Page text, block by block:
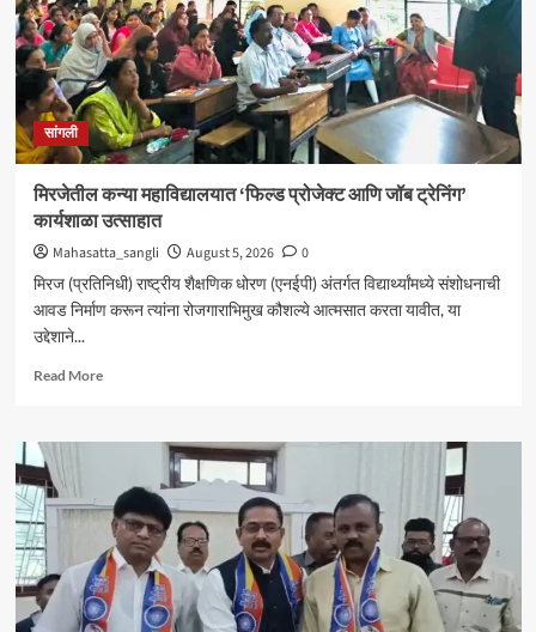
सांगली
मिरजेतील कन्या महाविद्यालयात ‘फिल्ड प्रोजेक्ट आणि जॉब ट्रेनिंग’
कार्यशाळा उत्साहात
Mahasatta_sangli August 5, 2026
0
मिरज (प्रतिनिधी) राष्ट्रीय शैक्षणिक धोरण (एनईपी) अंतर्गत विद्यार्थ्यांमध्ये संशोधनाची
आवड निर्माण करून त्यांना रोजगाराभिमुख कौशल्ये आत्मसात करता यावीत, या
उद्देशाने...
Read MoreRead
मिरजेतील
महाविद्यालयात
‘फिल्ड
प्रोजेक्ट
आणि
जॉब
ट्रेनिंग’
कार्यशाळा